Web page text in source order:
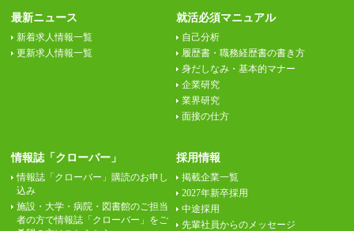
最新ニュース
新着求人情報一覧
更新求人情報一覧
就活必須マニュアル
自己分析
履歴書・職務経歴書の書き方
身だしなみ・基本的マナー
企業研究
業界研究
面接の仕方
情報誌「クローバー」
情報誌「クローバー」購読のお申し
込み
施設・大学・病院・図書館のご担当
者の方で情報誌「クローバー」をご
採用情報
掲載企業一覧
2027年新卒採用
中途採用
先輩社員からのメッセージ